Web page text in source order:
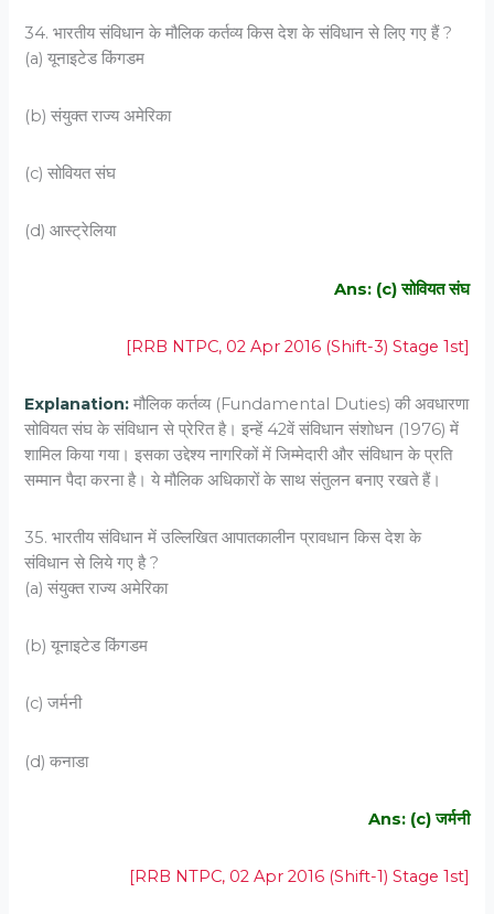
34. भारतीय संविधान के मौलिक कर्तव्य किस देश के संविधान से लिए गए हैं ?
(a) यूनाइटेड किंगडम
(b) संयुक्त राज्य अमेरिका
(c) सोवियत संघ
(d) आस्ट्रेलिया
Ans: (c) सोवियत संघ
[RRB NTPC, 02 Apr 2016 (Shift-3) Stage 1st]
Explanation: मौलिक कर्तव्य (Fundamental Duties) की अवधारणा
सोवियत संघ के संविधान से प्रेरित है। इन्हें 42वें संविधान संशोधन (1976) में
शामिल किया गया। इसका उद्देश्य नागरिकों में जिम्मेदारी और संविधान के प्रति
सम्मान पैदा करना है। ये मौलिक अधिकारों के साथ संतुलन बनाए रखते हैं।
35. भारतीय संविधान में उल्लिखित आपातकालीन प्रावधान किस देश के
संविधान से लिये गए है ?
(a) संयुक्त राज्य अमेरिका
(b) यूनाइटेड किंगडम
(c) जर्मनी
(d) कनाडा
Ans: (c) जर्मनी
[RRB NTPC, 02 Apr 2016 (Shift-1) Stage 1st]